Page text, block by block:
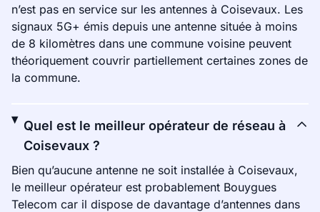
n’est pas en service sur les antennes à Coisevaux. Les
signaux 5G+ émis depuis une antenne située à moins
de 8 kilomètres dans une commune voisine peuvent
théoriquement couvrir partiellement certaines zones de
la commune.
Quel est le meilleur opérateur de réseau à
Coisevaux ?
Bien qu’aucune antenne ne soit installée à Coisevaux,
le meilleur opérateur est probablement Bouygues
Telecom car il dispose de davantage d’antennes dans